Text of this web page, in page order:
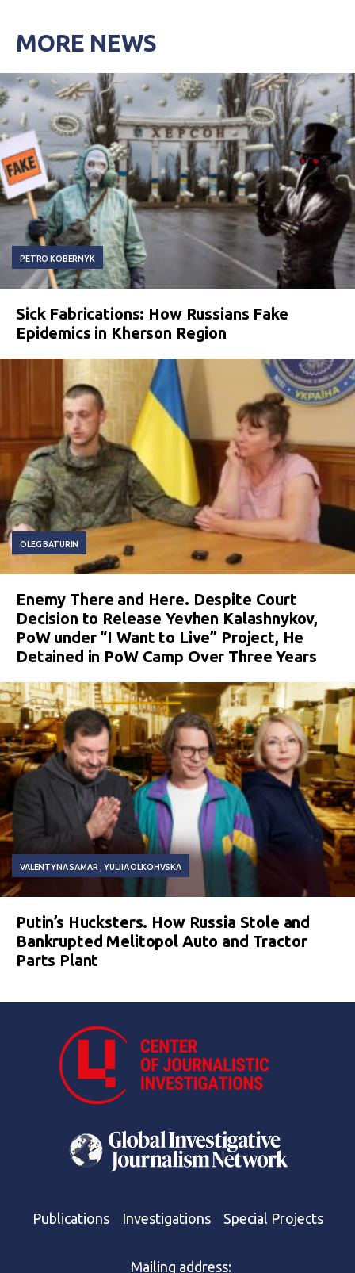
MORE NEWS
PETRO KOBERNYK
Sick Fabrications: How Russians Fake
Epidemics in Kherson Region
OLEG BATURIN
Enemy There and Here. Despite Court
Decision to Release Yevhen Kalashnykov,
PoW under “I Want to Live” Project, He
Detained in PoW Camp Over Three Years
VALENTYNA SAMAR YULIIA OLKOHVSKA
Putin’s Hucksters. How Russia Stole and
Bankrupted Melitopol Auto and Tractor
Parts Plant
Publications Investigations Special Projects
Mailing address: